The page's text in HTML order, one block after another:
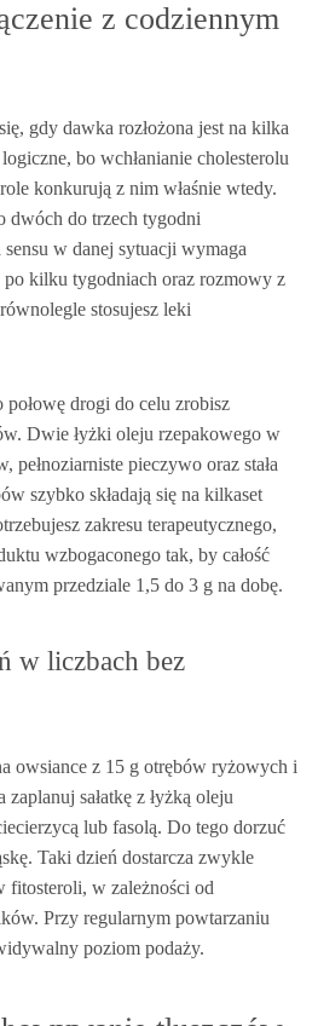
z codziennym
gdy dawka rozłożona jest na kilka
bo wchłanianie cholesterolu
konkurują z nim właśnie wtedy.
dwóch do trzech tygodni
sensu w danej sytuacji wymaga
kilku tygodniach oraz rozmowy z
stosujesz leki
drogi do celu zrobisz
Dwie łyżki oleju rzepakowego w
pełnoziarniste pieczywo oraz stała
szybko składają się na kilkaset
zakresu terapeutycznego,
wzbogaconego tak, by całość
przedziale 1,5 do 3 g na dobę.
w liczbach bez
owsiance z 15 g otrębów ryżowych i
sałatkę z łyżką oleju
lub fasolą. Do tego dorzuć
Taki dzień dostarcza zwykle
fitosteroli, w zależności od
Przy regularnym powtarzaniu
poziom podaży.